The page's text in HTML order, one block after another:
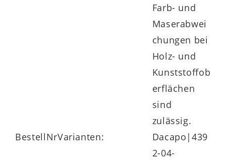
Farb- und
Maserabwei
chungen bei
Holz- und
Kunststoffob
erflächen
sind
zulässig.
BestellNrVarianten:
Dacapo|439
2-04-